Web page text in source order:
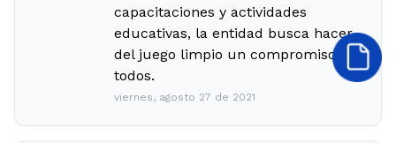
capacitaciones y actividades
educativas, la entidad busca hacer
del juego limpio un compromiso de
todos.
viernes, agosto 27 de 2021